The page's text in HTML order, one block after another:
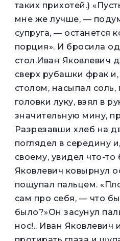
таких прихотей.)
мне же лучше, —
супруга, — останется
порция». И бросила
стол.Иван Яковлевич
сверх рубашки фрак
столом, насыпал соль,
головки луку, взял в
значительную мину,
Разрезавши хлеб на
поглядел в середину
своему, увидел что-
Яковлевич ковырнул
пощупал пальцем.
сам про себя, — что бы
было?»Он засунул
нос!.. Иван Яковлевич